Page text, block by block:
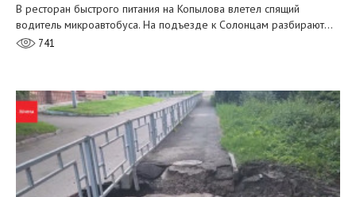
В ресторан быстрого питания на Копылова влетел спящий
водитель микроавтобуса. На подъезде к Солонцам разбирают…
741